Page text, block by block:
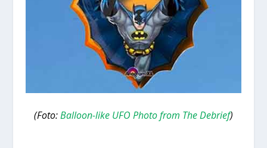
(Foto:Bal­loon-like UFO Pho­to from The Debri­ef)